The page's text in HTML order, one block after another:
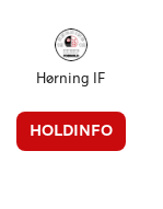
Hørning IF
HOLDINFO